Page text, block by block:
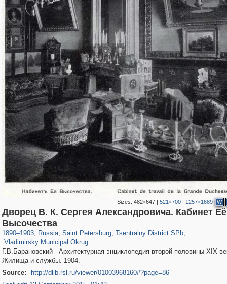
Sizes:482×647 |521×700 | 1257×1689 W
Дворец В. К. Сергея Александровича. Кабинет Её
Высочества
1890–1903, Russia
1,406,840
, Saint Petersburg
197,173
, Tsentralny District SPb,
Vladimirsky Municipal Okrug
3,586
Г.В.Барановский - Архитектурная энциклопедия второй половины XIX
Жилища и службы. 1904.
Source:
http://dlib.rsl.ru/viewer/01003968160#?page=86